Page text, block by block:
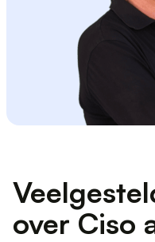
over Ciso